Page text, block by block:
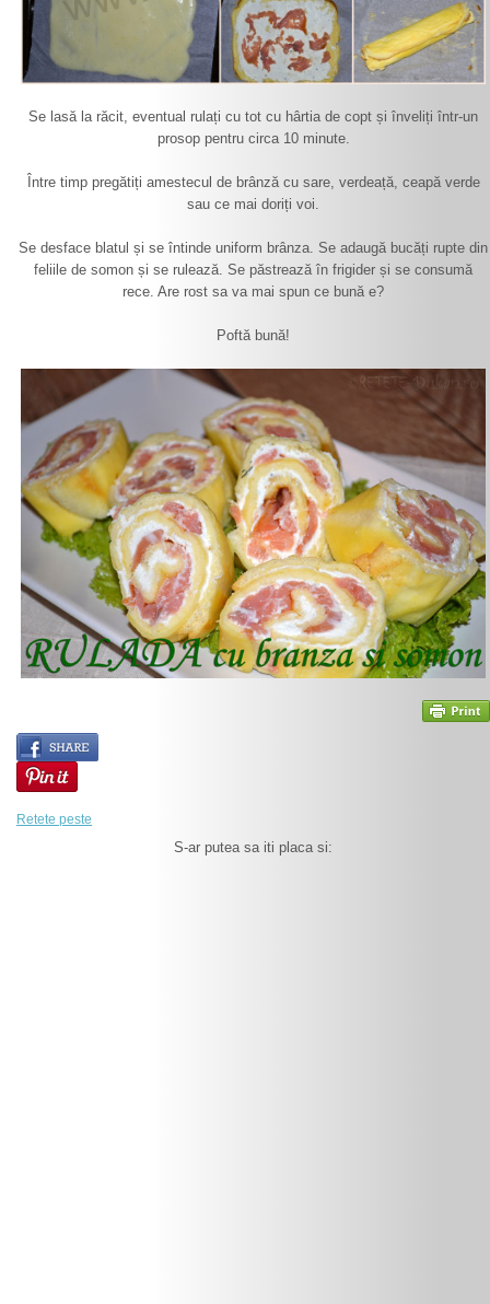
Se lasă la răcit, eventual rulați cu tot cu hârtia de copt și înveliți într-un
prosop pentru circa 10 minute.
Între timp pregătiți amestecul de brânză cu sare, verdeață, ceapă verde
sau ce mai doriți voi.
Se desface blatul și se întinde uniform brânza. Se adaugă bucăți rupte din
feliile de somon și se rulează. Se păstrează în frigider și se consumă
rece. Are rost sa va mai spun ce bună e?
Poftă bună!
Retete peste
S-ar putea sa iti placa si: